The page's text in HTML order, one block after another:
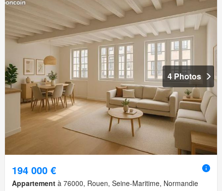
4 Photos
194 000 €
Appartement à 76000, Rouen, Seine-Maritime, Normandie